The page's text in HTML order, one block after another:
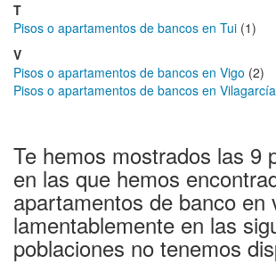
T
Pisos o apartamentos de bancos en Tui (1)
V
Pisos o apartamentos de bancos en Vigo (2)
Pisos o apartamentos de bancos en
Te hemos mostrados las 9
en las que hemos
apartamentos de banco en
lamentablemente en las
poblaciones no tenemos